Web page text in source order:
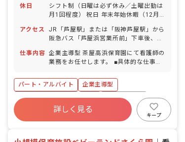
休日
シフト制（日曜は必ず休み／土曜出勤は
月1回程度） 祝日 年末年始休暇（12月
与／5日以上の連休相談OK） 産前産後・
育児休暇（取得率・復帰率ともに90％以
上） 慶弔休暇 介護・看護休暇 特別休暇
※子育て中の方も多数在籍されていま
アクセス
JR「芦屋駅」または「阪神芦屋駅」から
阪急バス「芦屋浜営業所前」下車後、徒
り） ・近隣に大型商業施設もあり、仕事
終わりに買い物をしてから帰れます！ ・
開なので清々しい気持ちで出勤できま
す！
仕事内容 企業主導型 茶屋高浜保育園にて看護師の
業務をお任せします。 ■具体的な仕事内
機関や保護者への対応 ・薬の管理、予
薬、与薬前後の観察 ・環境衛生及び安全
管理や保健だより作成 ・その他保育園内
での付随する業務（保育補助もお願いす
パート・アルバイト
企業主導型
ボーナス・賞与あり
有給
福利厚生充実
昇給昇進あり
産休育休制度
詳しく見る
キープ